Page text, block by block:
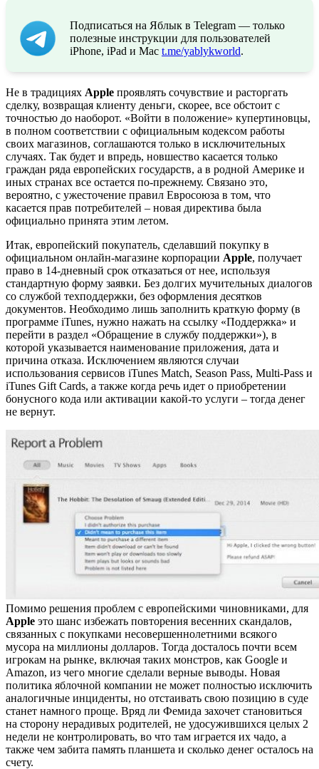
Подписаться на Яблык в Telegram — только
полезные инструкции для пользователей
iPhone, iPad и Mac t.me/yablykworld.
Не в традициях Apple проявлять сочувствие и расторгать
сделку, возвращая клиенту деньги, скорее, все обстоит с
точностью до наоборот. «Войти в положение» купертиновцы,
в полном соответствии с официальным кодексом работы
своих магазинов, соглашаются только в исключительных
случаях. Так будет и впредь, новшество касается только
граждан ряда европейских государств, а в родной Америке и
иных странах все остается по-прежнему. Связано это,
вероятно, с ужесточение правил Евросоюза в том, что
касается прав потребителей – новая директива была
официально принята этим летом.
Итак, европейский покупатель, сделавший покупку в
официальном онлайн-магазине корпорации Apple, получает
право в 14-дневный срок отказаться от нее, используя
стандартную форму заявки. Без долгих мучительных диалогов
со службой техподдержки, без оформления десятков
документов. Необходимо лишь заполнить краткую форму (в
программе iTunes, нужно нажать на ссылку «Поддержка» и
перейти в раздел «Обращение в службу поддержки»), в
которой указывается наименование приложения, дата и
причина отказа. Исключением являются случаи
использования сервисов iTunes Match, Season Pass, Multi-Pass и
iTunes Gift Cards, а также когда речь идет о приобретении
бонусного кода или активации какой-то услуги – тогда денег
не вернут.
Помимо решения проблем с европейскими чиновниками, для
Apple это шанс избежать повторения весенних скандалов,
связанных с покупками несовершеннолетними всякого
мусора на миллионы долларов. Тогда досталось почти всем
игрокам на рынке, включая таких монстров, как Google и
Amazon, из чего многие сделали верные выводы. Новая
политика яблочной компании не может полностью исключить
аналогичные инциденты, но отстаивать свою позицию в суде
станет намного проще. Вряд ли Фемида захочет становиться
на сторону нерадивых родителей, не удосужившихся целых 2
недели не контролировать, во что там играется их чадо, а
также чем забита память планшета и сколько денег осталось на
счету.